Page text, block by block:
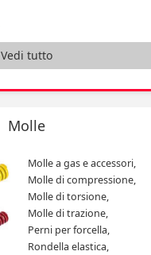
Vedi tutto
Molle
Molle a gas e accessori,
Molle di compressione,
Molle di torsione,
Molle di trazione,
Perni per forcella,
Rondella elastica,